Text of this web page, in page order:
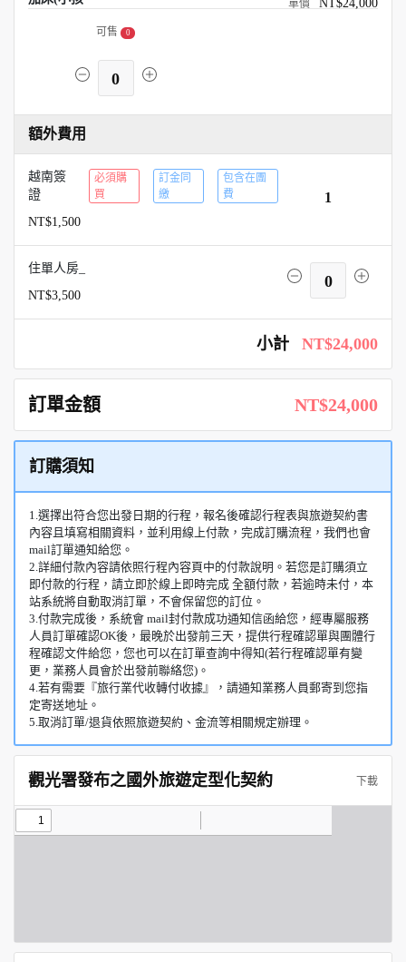
NT$24,000
可售 0
0
額外費用
越南簽
證
必須購
買
訂金同
繳
包含在團
費
NT$1,500
1
住單人房_
NT$3,500
0
小計 NT$24,000
訂單金額 NT$24,000
訂購須知
1.選擇出符合您出發日期的行程，報名後確認行程表與旅遊契約書
內容且填寫相關資料，並利用線上付款，完成訂購流程，我們也會
mail訂單通知給您。
2.詳細付款內容請依照行程內容頁中的付款說明。若您是訂購須立
即付款的行程，請立即於線上即時完成 全額付款，若逾時未付，本
站系統將自動取消訂單，不會保留您的訂位。
3.付款完成後，系統會 mail封付款成功通知信函給您，經專屬服務
人員訂單確認OK後，最晚於出發前三天，提供行程確認單與團體行
程確認文件給您，您也可以在訂單查詢中得知(若行程確認單有變
更，業務人員會於出發前聯絡您)。
4.若有需要『旅行業代收轉付收據』，請通知業務人員郵寄到您指
定寄送地址。
5.取消訂單/退貨依照旅遊契約、金流等相關規定辦理。
觀光署發布之國外旅遊定型化契約 下載